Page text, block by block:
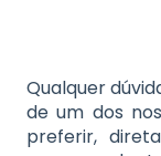
Qualquer
de um dos
preferir,